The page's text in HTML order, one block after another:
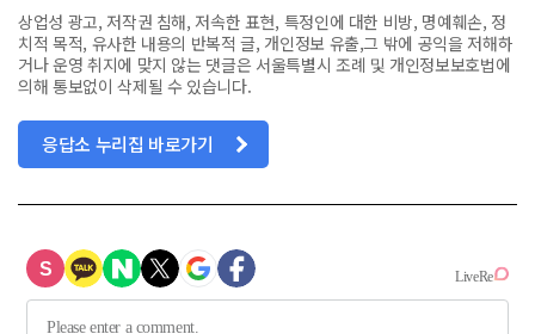
상업성 광고, 저작권 침해, 저속한 표현, 특정인에 대한 비방, 명예훼손, 정
치적 목적, 유사한 내용의 반복적 글, 개인정보 유출,그 밖에 공익을 저해하
거나 운영 취지에 맞지 않는 댓글은 서울특별시 조례 및 개인정보보호법에
의해 통보없이 삭제될 수 있습니다.
응답소 누리집 바로가기